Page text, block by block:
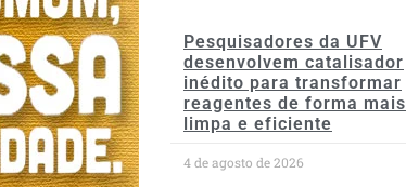
Pesquisadores da UFV
desenvolvem catalisador
inédito para transformar
reagentes de forma mais
limpa e eficiente
4 de agosto de 2026